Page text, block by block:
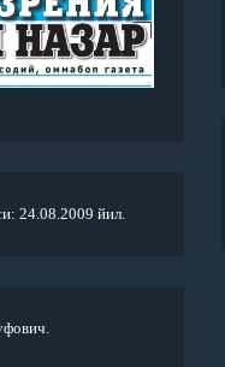
24.08.2009 йил.